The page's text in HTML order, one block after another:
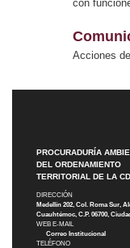
con
Acciones
PROCURADURÍA
DEL ORDENAMIENTO
TERRITORIAL DE LA
DIRECCIÓN
Medellín 202, Col. Roma Sur,
Cuauhtémoc, C.P. 06700,
WEB E-MAIL
Correo Institucional
TELÉFONO